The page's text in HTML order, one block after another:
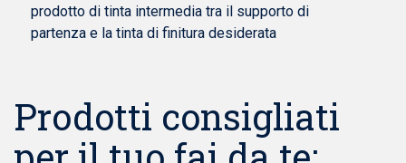
prodotto di tinta intermedia tra il supporto di
partenza e la tinta di finitura desiderata
Prodotti consigliati